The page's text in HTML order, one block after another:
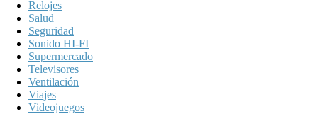
Relojes
Salud
Seguridad
Sonido HI-FI
Supermercado
Televisores
Ventilación
Viajes
Videojuegos